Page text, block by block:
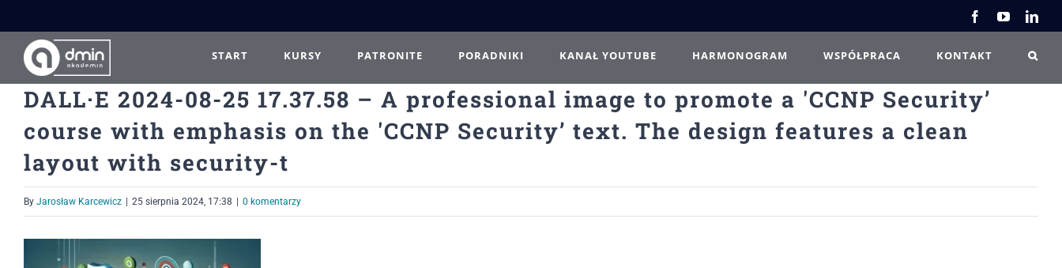
do
zawartości
FacebookYouTube
START KURSY PATRONITE PORADNIKI KANAŁ YOUTUBE HARMONOGRAM WSPÓŁPRACA KONTAKT
DALL·E 2024-08-25 17.37.58 – A professional image to promote a 'CCNP Security’
course with emphasis on the 'CCNP Security’ text. The design features a clean
layout with security-t
By Jarosław Karcewicz 25 sierpnia 2024, 17:38 0 komentarzy